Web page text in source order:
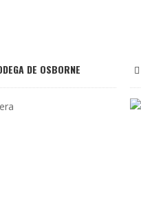
DE OSBORNE